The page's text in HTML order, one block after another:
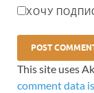
ХОЧУ
This site uses
comment data